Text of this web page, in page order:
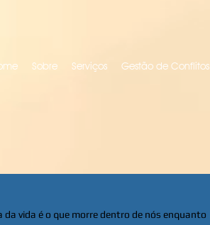
Sobre Serviços Gestão de Conflitos
vida é o que morre dentro de nós enquanto